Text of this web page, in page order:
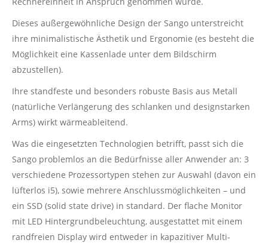
Dieses außergewöhnliche Design der Sango unterstreicht
ihre minimalistische Ästhetik und Ergonomie (es besteht die
Möglichkeit eine Kassenlade unter dem Bildschirm
abzustellen).
Ihre standfeste und besonders robuste Basis aus Metall
(natürliche Verlängerung des schlanken und designstarken
Arms) wirkt wärmeableitend.
Was die eingesetzten Technologien betrifft, passt sich die
Sango problemlos an die Bedürfnisse aller Anwender an: 3
verschiedene Prozessortypen stehen zur Auswahl (davon ein
lüfterlos i5), sowie mehrere Anschlussmöglichkeiten – und
ein SSD (solid state drive) in standard. Der flache Monitor
mit LED Hintergrundbeleuchtung, ausgestattet mit einem
randfreien Display wird entweder in kapazitiver Multi-